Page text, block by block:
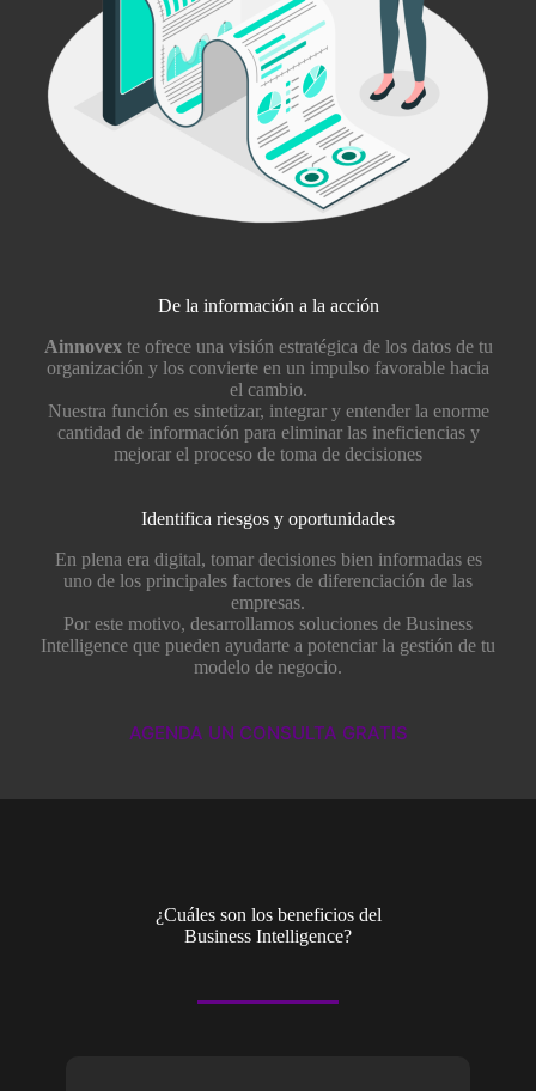
De la información a la acción
Ainnovexte ofrece una visión estratégica de los datos de tu
organización y los convierte en un impulso favorable hacia
el cambio.
Nuestra función es sintetizar, integrar y entender la enorme
cantidad de información para eliminar las ineficiencias y
mejorar el proceso de toma de decisiones
Identifica riesgos y oportunidades
En plena era digital, tomar decisiones bien informadas es
uno de los principales factores de diferenciación de las
empresas.
Por este motivo, desarrollamos soluciones de Business
Intelligence que pueden ayudarte a potenciar la gestión de tu
modelo de negocio.
AGENDA UN CONSULTA GRATIS
¿Cuáles son los beneficios del
Business Intelligence?